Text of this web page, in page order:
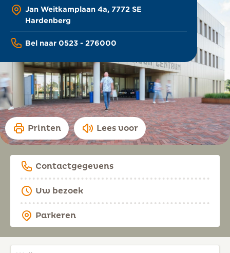
Jan Weitkamplaan 4a, 7772 SE
Hardenberg
Bel naar 0523 - 276000
Printen Lees voor
Contactgegevens
Uw bezoek
Parkeren